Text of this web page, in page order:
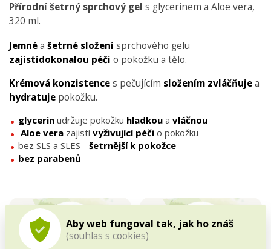
Aby web fungoval tak, jak ho znáš
(souhlas s cookies)
Přírodní šetrný sprchový gel s glycerinem a Aloe vera,
320 ml.
Jemnéa šetrné složenísprchového gelu
zajistídokonalou péči o pokožku a tělo.
Krémová konzistences pečujícím složením zvláčňujea
hydratuje pokožku.
glycerin udržuje pokožku hladkou a vláčnou
Aloe vera zajistívyživující péči o pokožku
bez SLS a SLES - šetrnější k pokožce
bez parabenů